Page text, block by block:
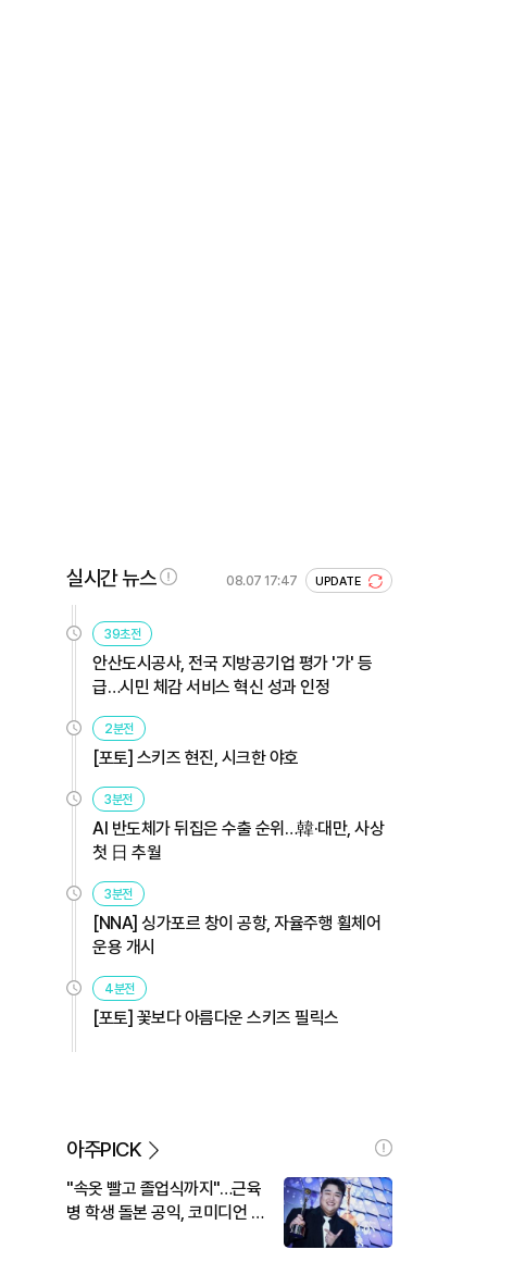
실시간 뉴스 08.07 17:47 UPDATE
39초전
안산도시공사, 전국 지방공기업 평가 '가' 등
급…시민 체감 서비스 혁신 성과 인정
2분전
[포토] 스키즈 현진, 시크한 야호
3분전
AI 반도체가 뒤집은 수출 순위…韓·대만, 사상
첫 日 추월
3분전
[NNA] 싱가포르 창이 공항, 자율주행 휠체어
운용 개시
4분전
[포토] 꽃보다 아름다운 스키즈 필릭스
아주PICK
"속옷 빨고 졸업식까지"…근육
병 학생 돌본 공익, 코미디언 김